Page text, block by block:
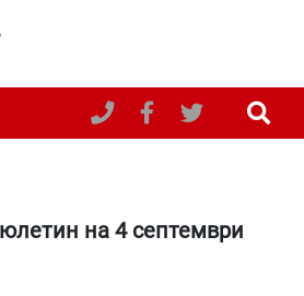
на 4 септември